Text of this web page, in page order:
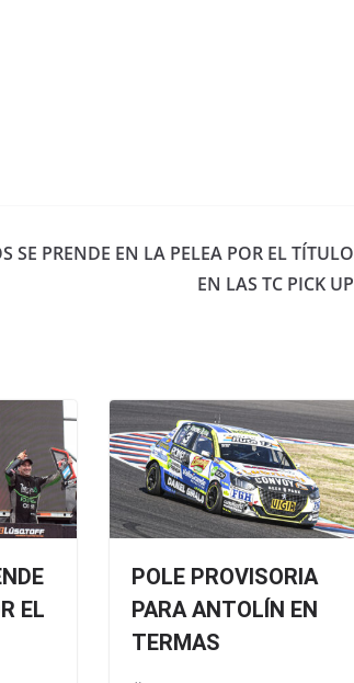
SE PRENDE EN LA PELEA POR EL TÍTULO
EN LAS TC PICK UP
EL
POLE PROVISORIA
PARA ANTOLÍN EN
TERMAS